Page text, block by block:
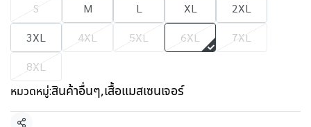
S M L XL
2XL
3XL
4XL 5XL 6XL
7XL
8XL
หมวดหมู่:สินค้าอื่นๆ,เสื้อแมสเซนเจอร์